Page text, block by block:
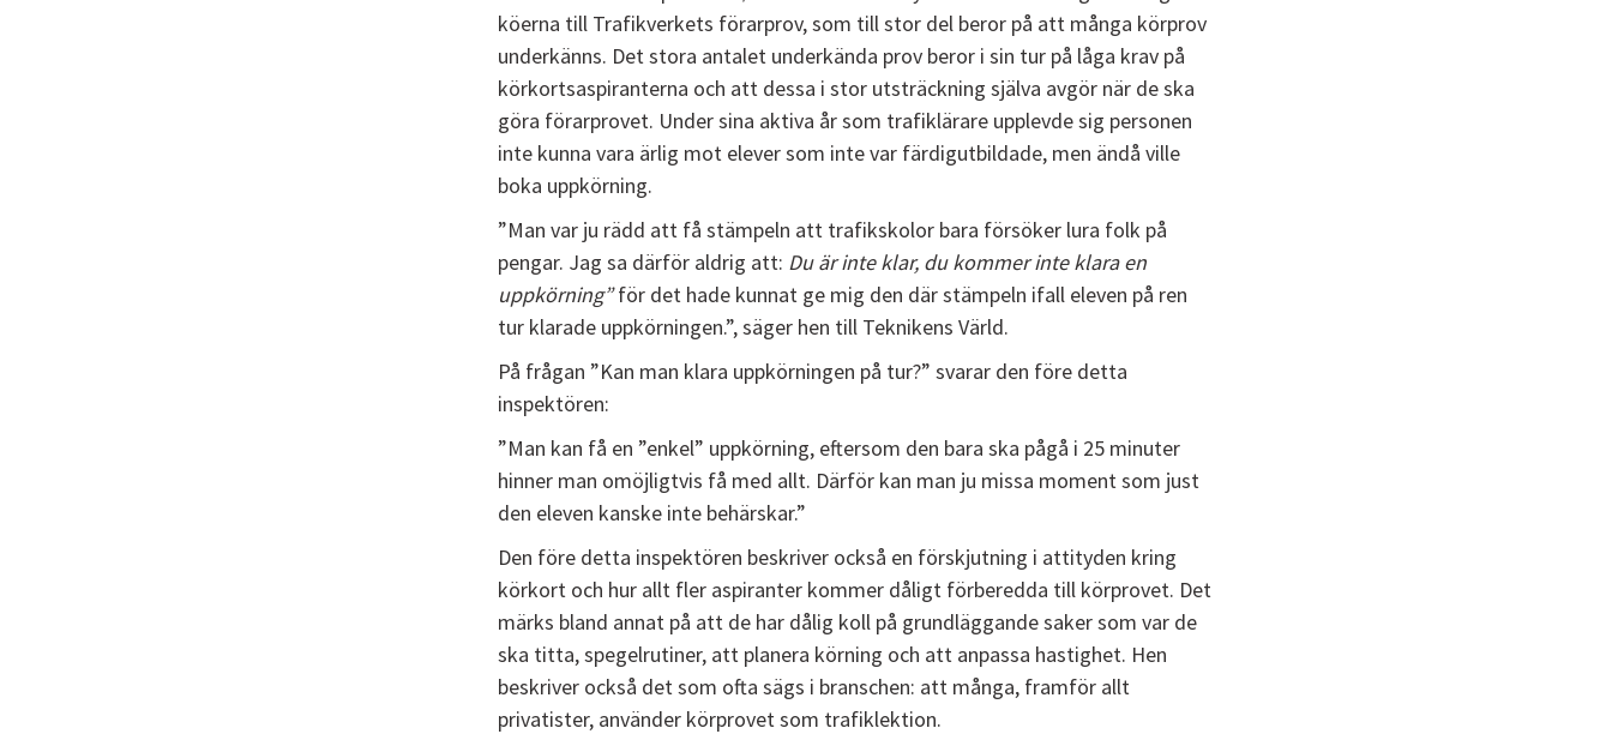
köerna till Trafikverkets förarprov, som till stor del beror på att många körprov
underkänns. Det stora antalet underkända prov beror i sin tur på låga krav på
körkortsaspiranterna och att dessa i stor utsträckning själva avgör när de ska
göra förarprovet. Under sina aktiva år som trafiklärare upplevde sig personen
inte kunna vara ärlig mot elever som inte var färdigutbildade, men ändå ville
boka uppkörning.
”Man var ju rädd att få stämpeln att trafikskolor bara försöker lura folk på
pengar. Jag sa därför aldrig att: Du är inte klar, du kommer inte klara en
uppkörning”för det hade kunnat ge mig den där stämpeln ifall eleven på ren
tur klarade uppkörningen.”, säger hen till Teknikens Värld.
På frågan ”Kan man klara uppkörningen på tur?” svarar den före detta
inspektören:
”Man kan få en ”enkel” uppkörning, eftersom den bara ska pågå i 25 minuter
hinner man omöjligtvis få med allt. Därför kan man ju missa moment som just
den eleven kanske inte behärskar.”
Den före detta inspektören beskriver också en förskjutning i attityden kring
körkort och hur allt fler aspiranter kommer dåligt förberedda till körprovet. Det
märks bland annat på att de har dålig koll på grundläggande saker som var de
ska titta, spegelrutiner, att planera körning och att anpassa hastighet. Hen
beskriver också det som ofta sägs i branschen: att många, framför allt
privatister, använder körprovet som trafiklektion.